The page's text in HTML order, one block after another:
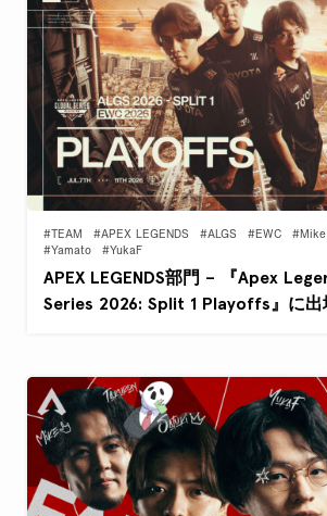
#TEAM #APEX LEGENDS #ALGS #EWC #Mike
#Yamato
#YukaF
APEX LEGENDS部門 – 『Apex
Series 2026: Split 1 Playoffs』に出